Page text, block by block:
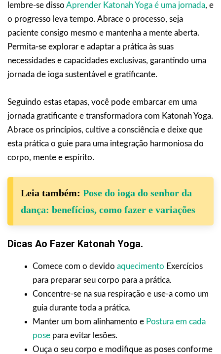
lembre-se disso Aprender Katonah Yoga é uma jornada, e
o progresso leva tempo. Abrace o processo, seja
paciente consigo mesmo e mantenha a mente aberta.
Permita-se explorar e adaptar a prática às suas
necessidades e capacidades exclusivas, garantindo uma
jornada de ioga sustentável e gratificante.
Seguindo estas etapas, você pode embarcar em uma
jornada gratificante e transformadora com Katonah Yoga.
Abrace os princípios, cultive a consciência e deixe que
esta prática o guie para uma integração harmoniosa do
corpo, mente e espírito.
Leia também: Pose do ioga do senhor da
dança: benefícios, como fazer e variações
Dicas Ao Fazer Katonah Yoga.
Comece com o devido aquecimento Exercícios
para preparar seu corpo para a prática.
Concentre-se na sua respiração e use-a como um
guia durante toda a prática.
Manter um bom alinhamento e Postura em cada
pose para evitar lesões.
Ouça o seu corpo e modifique as poses conforme